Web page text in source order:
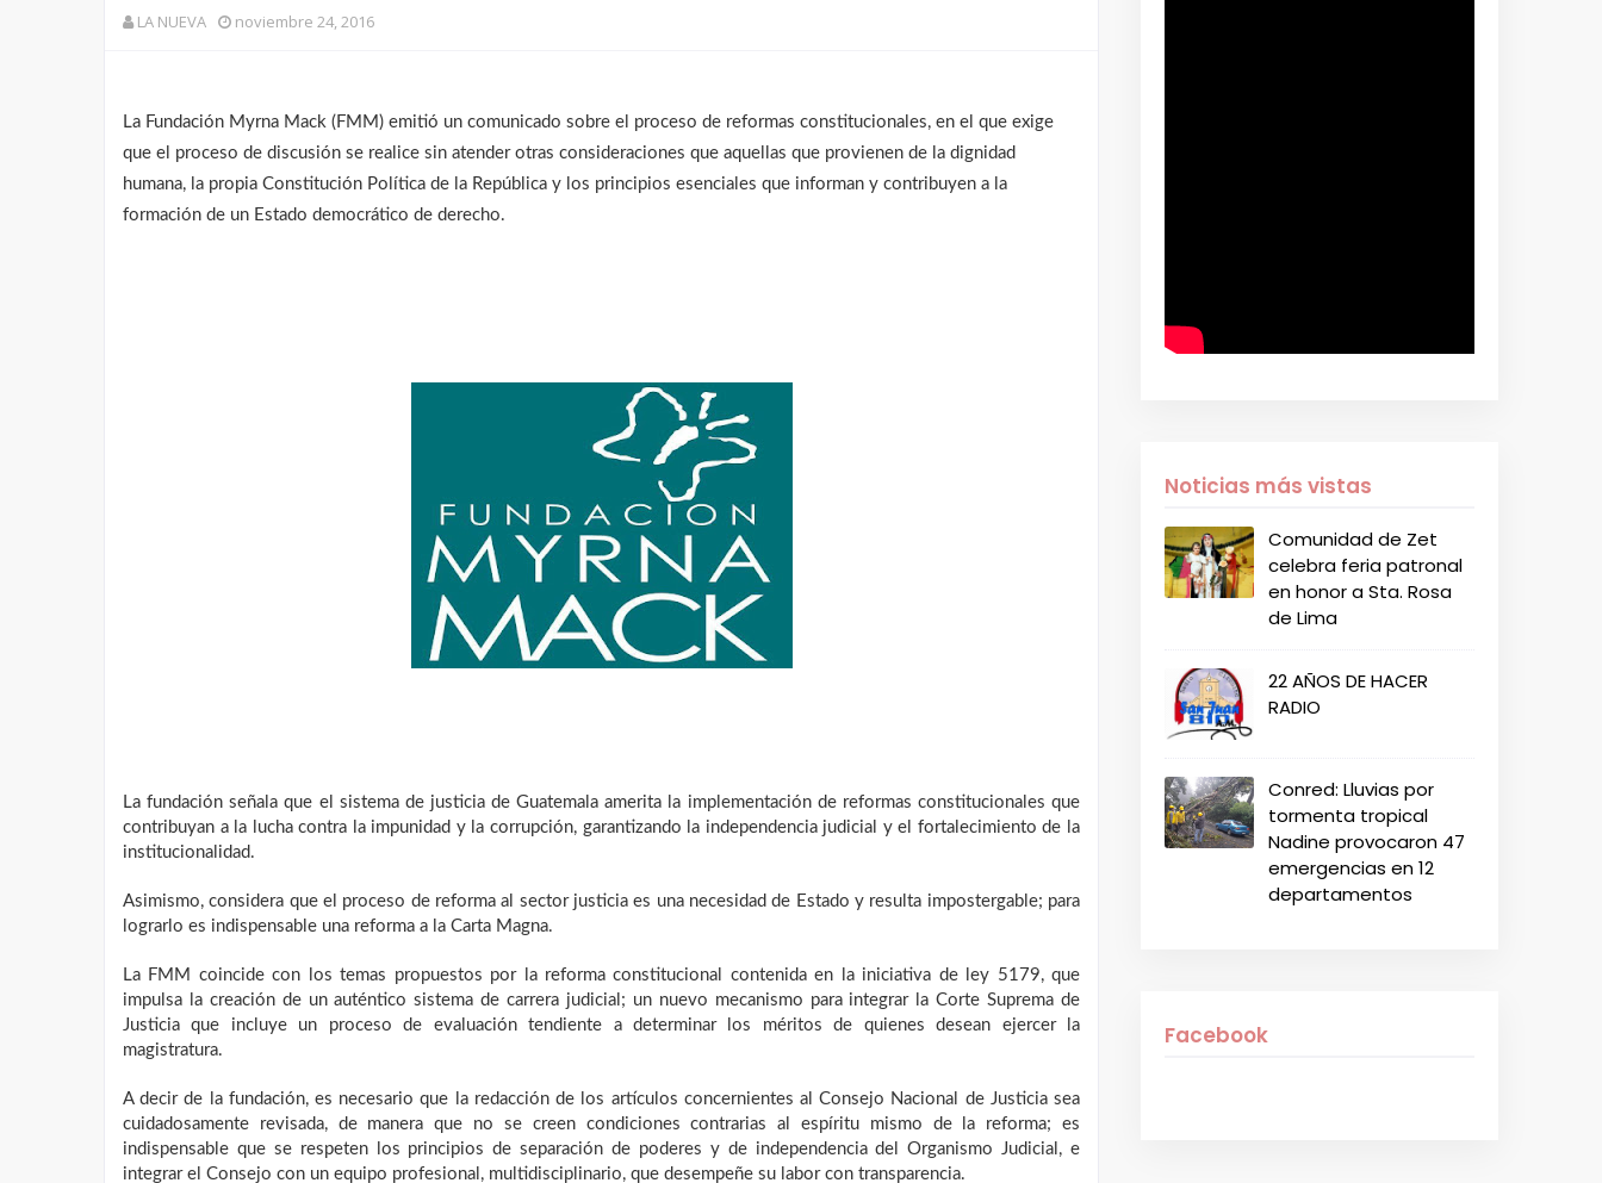
LA NUEVA noviembre 24, 2016
La Fundación Myrna Mack ( FMM ) emitió un comunicado sobre el proceso de reformas constitucionales, en el que exige
que el proceso de discusión se realice sin atender otras consideraciones que aquellas que provienen de la dignidad
humana, la propia Constitución Política de la República y los principios esenciales que informan y contribuyen a la
formación de un Estado democrático de derecho.
La fundación señala que el sistema de justicia de Guatemala amerita la implementación de reformas constitucionales que
contribuyan a la lucha contra la impunidad y la corrupción, garantizando la independencia judicial y el fortalecimiento de la
institucionalidad.
Asimismo, considera que el proceso de reforma al sector justicia es una necesidad de Estado y resulta impostergable; para
lograrlo es indispensable una reforma a la Carta Magna.
La FMM coincide con los temas propuestos por la reforma constitucional contenida en la iniciativa de ley 5179, que
impulsa la creación de un auténtico sistema de carrera judicial; un nuevo mecanismo para integrar la Corte Suprema de
Justicia que incluye un proceso de evaluación tendiente a determinar los méritos de quienes desean ejercer la
magistratura.
A decir de la fundación, es necesario que la redacción de los artículos concernientes al Consejo Nacional de Justicia sea
cuidadosamente revisada, de manera que no se creen condiciones contrarias al espíritu mismo de la reforma; es
indispensable que se respeten los principios de separación de poderes y de independencia del Organismo Judicial, e
integrar el Consejo con un equipo profesional, multidisciplinario, que desempeñe su labor con transparencia.
Noticias más vistas
Comunidad de Zet
celebra feria patronal
en honor a Sta. Rosa
de Lima
22 AÑOS DE HACER
RADIO
Conred: Lluvias por
tormenta tropical
Nadine provocaron 47
emergencias en 12
departamentos
Facebook